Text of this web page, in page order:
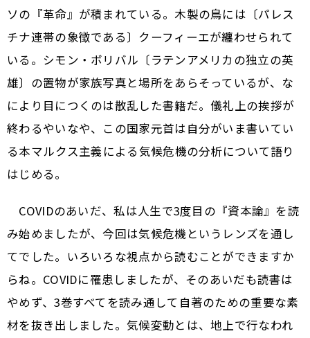
ソの『革命』が積まれている。木製の鳥には〔パレス
チナ連帯の象徴である〕クーフィーエが纏わせられて
いる。シモン・ボリバル〔ラテンアメリカの独立の英
雄〕の置物が家族写真と場所をあらそっているが、な
により目につくのは散乱した書籍だ。儀礼上の挨拶が
終わるやいなや、この国家元首は自分がいま書いてい
る本――マルクス主義による気候危機の分析――について語り
はじめる。
COVIDのあいだ、私は人生で3度目の『資本論』を読
み始めましたが、今回は気候危機というレンズを通し
てでした。いろいろな視点から読むことができますか
らね。COVIDに罹患しましたが、そのあいだも読書は
やめず、3巻すべてを読み通して自著のための重要な素
材を抜き出しました。気候変動とは、地上で行なわれ